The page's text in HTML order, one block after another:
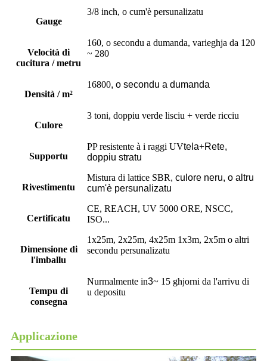
Gauge
3/8 inch, o cum'è persunalizatu
Velocità di
cucitura / metru
160, o secondu a dumanda, varieghja da 120
~ 280
Densità / m²
16800, o secondu a dumanda
Culore
3 toni, doppiu verde lisciu + verde ricciu
Supportu
PP resistente à i raggi UVtela+Rete,
doppiu stratu
Rivestimentu
Mistura di lattice SBR, culore neru, o altru
cum'è persunalizatu
Certificatu
CE, REACH, UV 5000 ORE, NSCC,
ISO...
Dimensione di
l'imballu
1x25m, 2x25m, 4x25m 1x3m, 2x5m o altri
secondu persunalizatu
Tempu di
consegna
Nurmalmente in3~ 15 ghjorni da l'arrivu di
u depositu
Applicazione